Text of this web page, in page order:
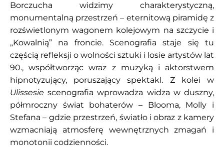
Borczucha widzimy charakterystyczną,
monumentalną przestrzeń – eternitową piramidę z
rozświetlonym wagonem kolejowym na szczycie i
„Kowalnią” na froncie. Scenografia staje się tu
częścią refleksji o wolności sztuki i losie artystów lat
90., współtworząc wraz z muzyką i aktorstwem
hipnotyzujący, poruszający spektakl. Z kolei w
Ulissesie scenografia wprowadza widza w duszny,
półmroczny świat bohaterów – Blooma, Molly i
Stefana – gdzie przestrzeń, światło i obraz z kamery
wzmacniają atmosferę wewnętrznych zmagań i
monotonii codzienności.